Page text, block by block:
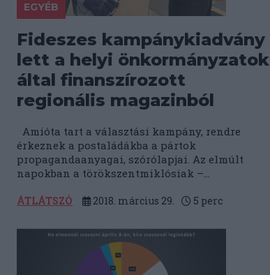
EGYÉB
Fideszes kampánykiadvány
lett a helyi önkormányzatok
által finanszírozott
regionális magazinból
Amióta tart a választási kampány, rendre
érkeznek a postaládákba a pártok
propagandaanyagai, szórólapjai. Az elmúlt
napokban a törökszentmiklósiak –...
ÁTLÁTSZÓ 2018. március 29. 5 perc